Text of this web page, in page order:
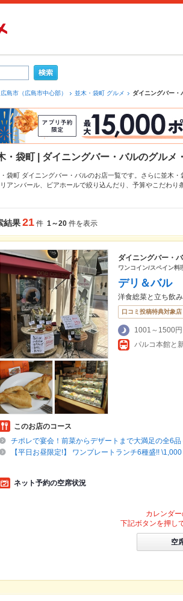
広島市（広島市中心部） 並木・袋町 グルメ ダイニングバー・
・袋町 | ダイニングバー・バルのグルメ
袋町 ダイニングバー・バルのお店一覧です。さらに並木
アンバール
ビアホールで絞り込んだり、予算やこだわり
結果21 件 1～20 件を表示
ダイニングバー・
ワンコイン/スペイン料
デリ＆バル
洋食総菜と立ち飲
口コミ投稿特典対象店
1001～1500円
パルコ本館と
このお店のコース
チポレで宴会！前菜からデザートまで大満足の全6
【平日お昼限定!】 ワンプレートランチ6種盛!!
ネット予約の空席状況
カレンダー
下記ボタンを押し
空